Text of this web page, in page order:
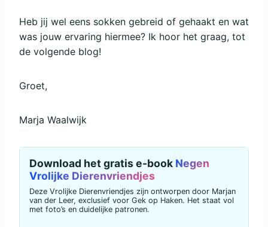
Heb jij wel eens sokken gebreid of gehaakt en wat
was jouw ervaring hiermee? Ik hoor het graag, tot
de volgende blog!
Groet,
Marja Waalwijk
Download het gratis e-book Negen
Vrolijke Dierenvriendjes
Deze Vrolijke Dierenvriendjes zijn ontworpen door Marjan
van der Leer, exclusief voor Gek op Haken. Het staat vol
met foto’s en duidelijke patronen.